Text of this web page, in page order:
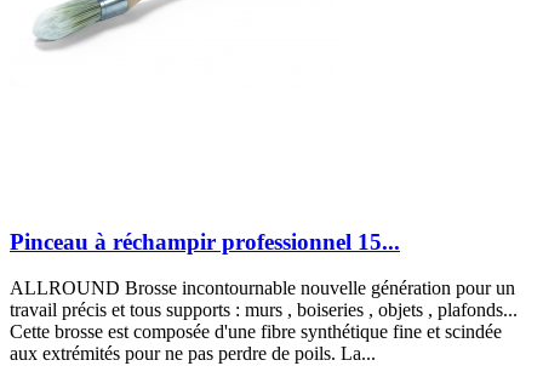
Pinceau à réchampir professionnel 15...
ALLROUND Brosse incontournable nouvelle génération pour un
travail précis et tous supports : murs , boiseries , objets , plafonds...
Cette brosse est composée d'une fibre synthétique fine et scindée
aux extrémités pour ne pas perdre de poils. La...